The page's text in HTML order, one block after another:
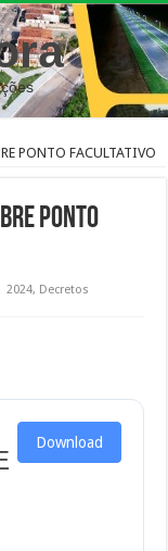
PONTO FACULTATIVO
PONTO
2024, Decretos
Download